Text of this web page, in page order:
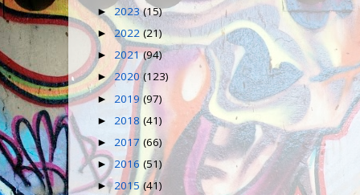
► 2023(15)
►2022(21)
► 2021(94)
►2020(123)
► 2019(97)
► 2018 (41)
► 2017 (66)
► 2016 (51)
►2015(41)